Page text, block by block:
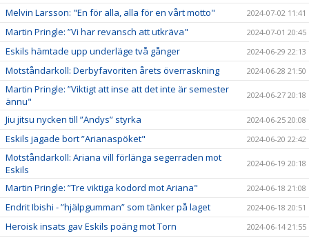
Melvin Larsson: "En för alla, alla för en vårt motto" 2024-07-02 11:41
Martin Pringle: ”Vi har revansch att utkräva" 2024-07-01 20:45
Eskils hämtade upp underläge två gånger 2024-06-29 22:13
Motståndarkoll: Derbyfavoriten årets överraskning 2024-06-28 21:50
Martin Pringle: ”Viktigt att inse att det inte är semester
ännu"
2024-06-27 20:18
Jiu jitsu nycken till ”Andys” styrka 2024-06-25 20:08
Eskils jagade bort ”Arianaspöket" 2024-06-20 22:42
Motståndarkoll: Ariana vill förlänga segerraden mot
Eskils
2024-06-19 20:18
Martin Pringle: ”Tre viktiga kodord mot Ariana" 2024-06-18 21:08
Endrit Ibishi - ”hjälpgumman” som tänker på laget 2024-06-18 20:51
Heroisk insats gav Eskils poäng mot Torn 2024-06-14 21:55